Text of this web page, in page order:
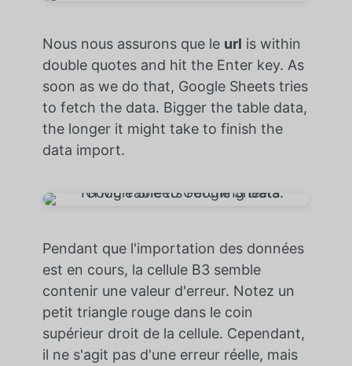
Nous nous assurons que le url is within
double quotes and hit the Enter key. As
soon as we do that, Google Sheets tries
to fetch the data. Bigger the table data,
the longer it might take to finish the
data import.
Pendant que l'importation des données
est en cours, la cellule B3 semble
contenir une valeur d'erreur. Notez un
petit triangle rouge dans le coin
supérieur droit de la cellule. Cependant,
il ne s'agit pas d'une erreur réelle, mais